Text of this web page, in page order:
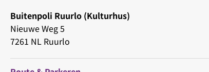
Buitenpoli Ruurlo (Kulturhus)
Nieuwe Weg 5
7261 NL Ruurlo